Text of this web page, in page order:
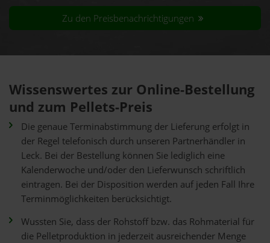
Zu den Preisbenachrichtigungen
Wissenswertes zur Online-Bestellung
und zum Pellets-Preis
Die genaue Terminabstimmung der Lieferung erfolgt in
der Regel telefonisch durch unseren Partnerhändler in
Leck. Bei der Bestellung können Sie lediglich eine
Kalenderwoche und/oder den Lieferwunsch schriftlich
eintragen. Bei der Disposition werden auf jeden Fall Ihre
Terminmöglichkeiten berücksichtigt.
Wussten Sie, dass der Rohstoff bzw. das Rohmaterial für
die Pelletproduktion in jederzeit ausreichender Menge